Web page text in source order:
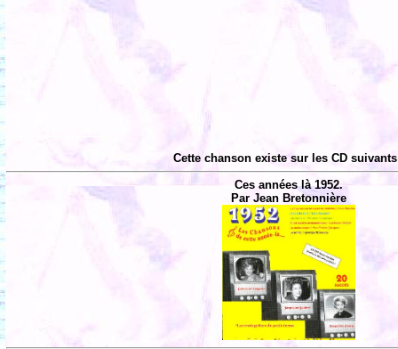
Cette chanson existe sur les CD
Ces années là 1952.
Par Jean Bretonnière